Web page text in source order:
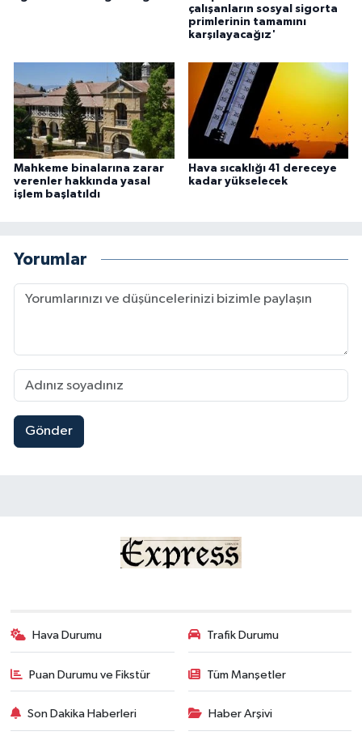
çalışanların sosyal sigorta
primlerinin tamamını
karşılayacağız'
Mahkeme binalarına zarar
verenler hakkında yasal
işlem başlatıldı
Hava sıcaklığı 41 dereceye
kadar yükselecek
Yorumlar
Gönder
Hava Durumu Trafik Durumu
Puan Durumu ve Fikstür Tüm Manşetler
Son Dakika Haberleri Haber Arşivi